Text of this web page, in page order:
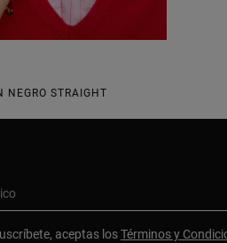
NEGRO STRAIGHT
aceptas losTérminos y